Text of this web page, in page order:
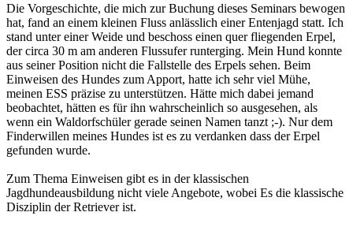
Die Vorgeschichte, die mich zur Buchung dieses Seminars bewogen
hat, fand an einem kleinen Fluss anlässlich einer Entenjagd statt. Ich
stand unter einer Weide und beschoss einen quer fliegenden Erpel,
der circa 30 m am anderen Flussufer runterging. Mein Hund konnte
aus seiner Position nicht die Fallstelle des Erpels sehen. Beim
Einweisen des Hundes zum Apport, hatte ich sehr viel Mühe,
meinen ESS präzise zu unterstützen. Hätte mich dabei jemand
beobachtet, hätten es für ihn wahrscheinlich so ausgesehen, als
wenn ein Waldorfschüler gerade seinen Namen tanzt ;-). Nur dem
Finderwillen meines Hundes ist es zu verdanken dass der Erpel
gefunden wurde.
Zum Thema Einweisen gibt es in der klassischen
Jagdhundeausbildung nicht viele Angebote, wobei Es die klassische
Disziplin der Retriever ist.